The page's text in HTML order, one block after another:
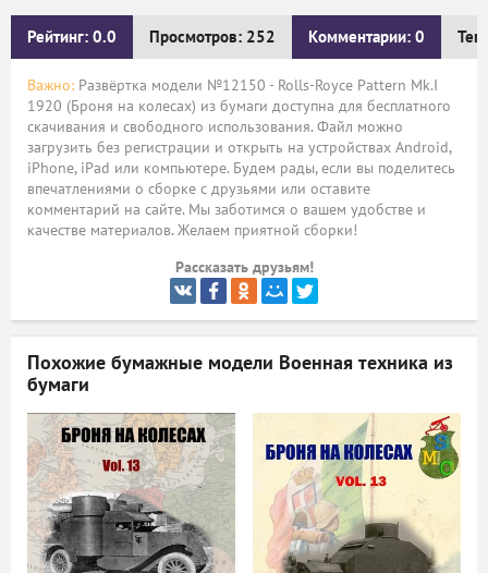
Рейтинг: 0.0 Просмотров: 252 Комментарии: 0
Важно: Развёртка модели №12150 - Rolls-Royce Pattern Mk.I
1920 (Броня на колесах) из бумаги доступна для бесплатного
скачивания и свободного использования. Файл можно
загрузить без регистрации и открыть на устройствах Android,
iPhone, iPad или компьютере. Будем рады, если вы поделитесь
впечатлениями о сборке с друзьями или оставите
комментарий на сайте. Мы заботимся о вашем удобстве и
качестве материалов. Желаем приятной сборки!
Рассказать друзьям!
Похожие бумажные модели Военная техника из
бумаги